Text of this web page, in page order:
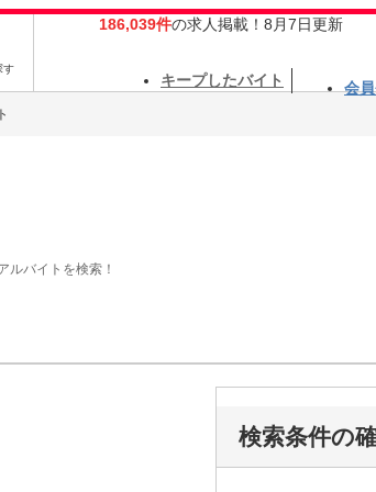
す
186,039件の求人掲載！8月7日更新
キープしたバイト 会
ルバイトを検索！
検索条件の